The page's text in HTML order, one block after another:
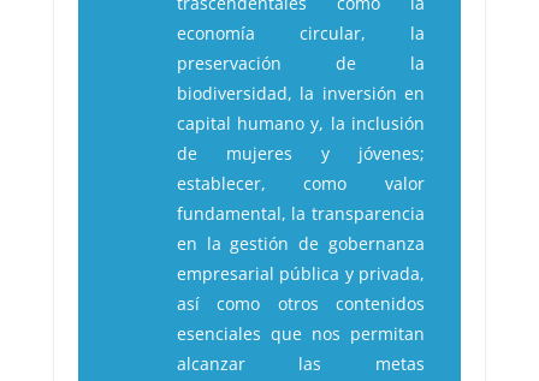
economía circular, la
preservación de la
biodiversidad, la inversión en
capital humano y, la inclusión
de mujeres y jóvenes;
establecer, como valor
fundamental, la transparencia
en la gestión de gobernanza
empresarial pública y privada,
así como otros contenidos
esenciales que nos permitan
alcanzar las metas